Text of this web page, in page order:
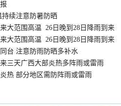
续注意防暑防晒
大范围高温 26日晚到28日降雨到来
大范围高温 26日晚到28日降雨到来
台 注意防雨防晒多补水
三天广西大部炎热多阵雨或雷雨
热 部分地区需防阵雨或雷雨